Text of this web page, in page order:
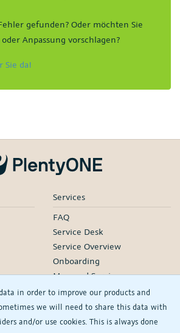
in order to improve our products and
we will need to share this data with
and/or use cookies. This is always done
gefunden? Oder möchten Sie
Anpassung vorschlagen?
Sie da!
Services
FAQ
Service Desk
Service Overview
Onboarding
Managed Services
Our Partners
Webinars